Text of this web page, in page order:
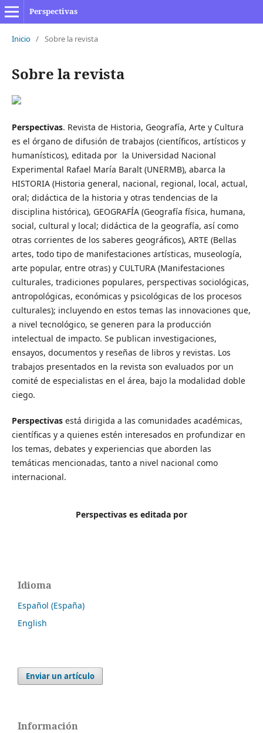
Perspectivas
Inicio / Sobre la revista
Sobre la revista
Perspectivas. Revista de Historia, Geografía, Arte y Cultura
es el órgano de difusión de trabajos (científicos, artísticos y
humanísticos), editada por la Universidad Nacional
Experimental Rafael María Baralt (UNERMB), abarca la
HISTORIA (Historia general, nacional, regional, local, actual,
oral; didáctica de la historia y otras tendencias de la
disciplina histórica), GEOGRAFÍA (Geografía física, humana,
social, cultural y local; didáctica de la geografía, así como
otras corrientes de los saberes geográficos), ARTE (Bellas
artes, todo tipo de manifestaciones artísticas, museología,
arte popular, entre otras) y CULTURA (Manifestaciones
culturales, tradiciones populares, perspectivas sociológicas,
antropológicas, económicas y psicológicas de los procesos
culturales); incluyendo en estos temas las innovaciones que,
a nivel tecnológico, se generen para la producción
intelectual de impacto. Se publican investigaciones,
ensayos, documentos y reseñas de libros y revistas. Los
trabajos presentados en la revista son evaluados por un
comité de especialistas en el área, bajo la modalidad doble
ciego.
Perspectivasestá dirigida a las comunidades académicas,
científicas y a quienes estén interesados en profundizar en
los temas, debates y experiencias que aborden las
temáticas mencionadas, tanto a nivel nacional como
internacional.
Perspectivas es editada por
Idioma
Español (España)
English
Enviar un artículo
Información